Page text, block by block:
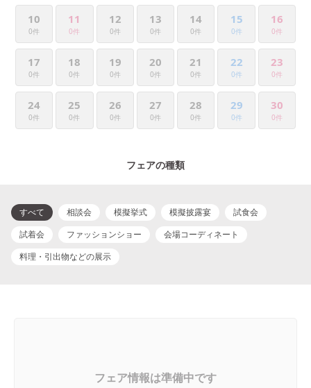
10
0件
11
0件
12
0件
13
0件
14
0件
15
0件
16
0件
17
0件
18
0件
19
0件
20
0件
21
0件
22
0件
23
0件
24
0件
25
0件
26
0件
27
0件
28
0件
29
0件
30
0件
フェアの種類
すべて 相談会 模擬挙式 模擬披露宴
試食会
試着会
ファッションショー
会場コーディネート
料理・引出物などの展示
フェア情報は準備中です